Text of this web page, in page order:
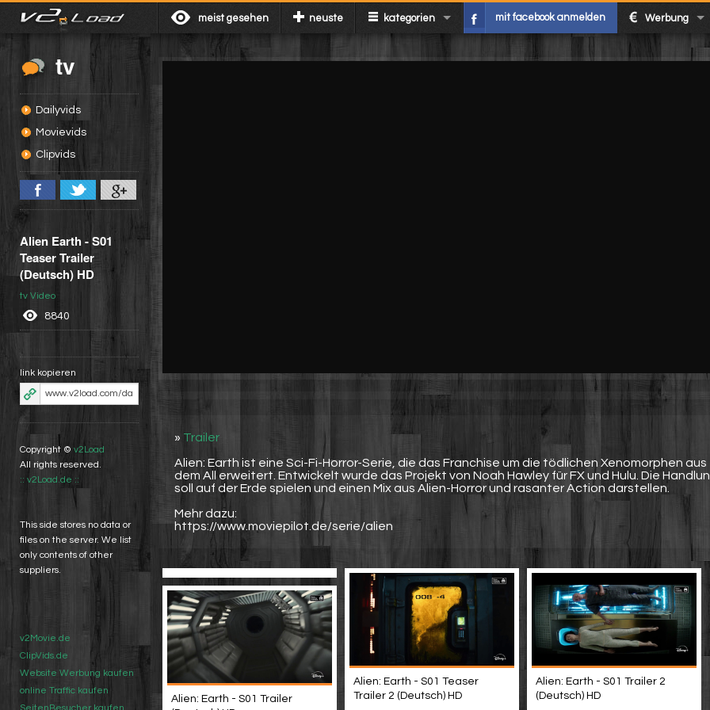
meist gesehen neuste kategorien mit facebook anmelden Werbung
tv
Dailyvids
Movievids
Clipvids
Alien Earth - S01
Teaser Trailer
(Deutsch) HD
tv Video
8840
link kopieren
Copyright © v2Load
All rights reserved.
:: v2Load.de ::
This side stores no data or
files on the server. We list
only contents of other
suppliers.
v2Movie.de
ClipVids.de
Website Werbung kaufen
online Traffic kaufen
» Trailer
Alien: Earth ist eine Sci-Fi-Horror-Serie, die das Franchise um die tödlichen Xenomorphen aus
dem All erweitert. Entwickelt wurde das Projekt von Noah Hawley für FX und Hulu. Die
soll auf der Erde spielen und einen Mix aus Alien-Horror und rasanter Action darstellen.
Mehr dazu:
https://www.moviepilot.de/serie/alien
Alien: Earth - S01 Teaser
Trailer 2 (Deutsch) HD
Alien: Earth - S01 Trailer 2
(Deutsch) HD
Alien: Earth - S01 Trailer